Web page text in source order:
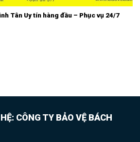
Tân Uy tín hàng đầu – Phục vụ 24/7
CÔNG TY BẢO VỆ BÁCH